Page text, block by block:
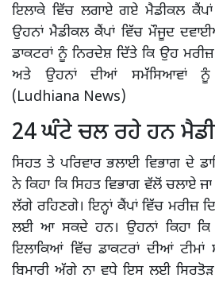
ਇਲਾਕੇ ਵਿੱਚ ਲਗਾਏ ਗਏ ਮੈਡੀਕਲ
ਉਹਨਾਂ ਮੈਡੀਕਲ ਕੈਂਪਾਂ ਵਿੱਚ ਮੌਜੂਦ
ਡਾਕਟਰਾਂ ਨੂੰ ਨਿਰਦੇਸ਼ ਦਿੱਤੇ ਕਿ ਉਹ
ਅਤੇ ਉਹਨਾਂ ਦੀਆਂ ਸਮੱਸਿਆਵਾਂ
(Ludhiana News)
24 ਘੰਟੇ ਚਲ ਰਹੇ ਹਨ
ਸਿਹਤ ਤੇ ਪਰਿਵਾਰ ਭਲਾਈ ਵਿਭਾਗ ਦੇ
ਨੇ ਕਿਹਾ ਕਿ ਸਿਹਤ ਵਿਭਾਗ ਵੱਲੋਂ ਚਲਾਏ
ਲੱਗੇ ਰਹਿਣਗੇ। ਇਨ੍ਹਾਂ ਕੈਂਪਾਂ ਵਿੱਚ ਮਰੀਜ਼
ਲਈ ਆ ਸਕਦੇ ਹਨ। ਉਹਨਾਂ ਕਿਹਾ ਕਿ
ਇਲਾਕਿਆਂ ਵਿੱਚ ਡਾਕਟਰਾਂ ਦੀਆਂ
ਬਿਮਾਰੀ ਅੱਗੇ ਨਾ ਵਧੇ ਇਸ ਲਈ